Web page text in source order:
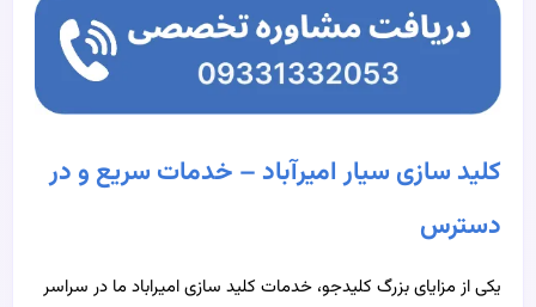
کلید سازی سیار امیرآباد – خدمات سریع و در
دسترس
یکی از مزایای بزرگ کلیدجو، خدمات کلید سازی امیراباد ما در سراسر